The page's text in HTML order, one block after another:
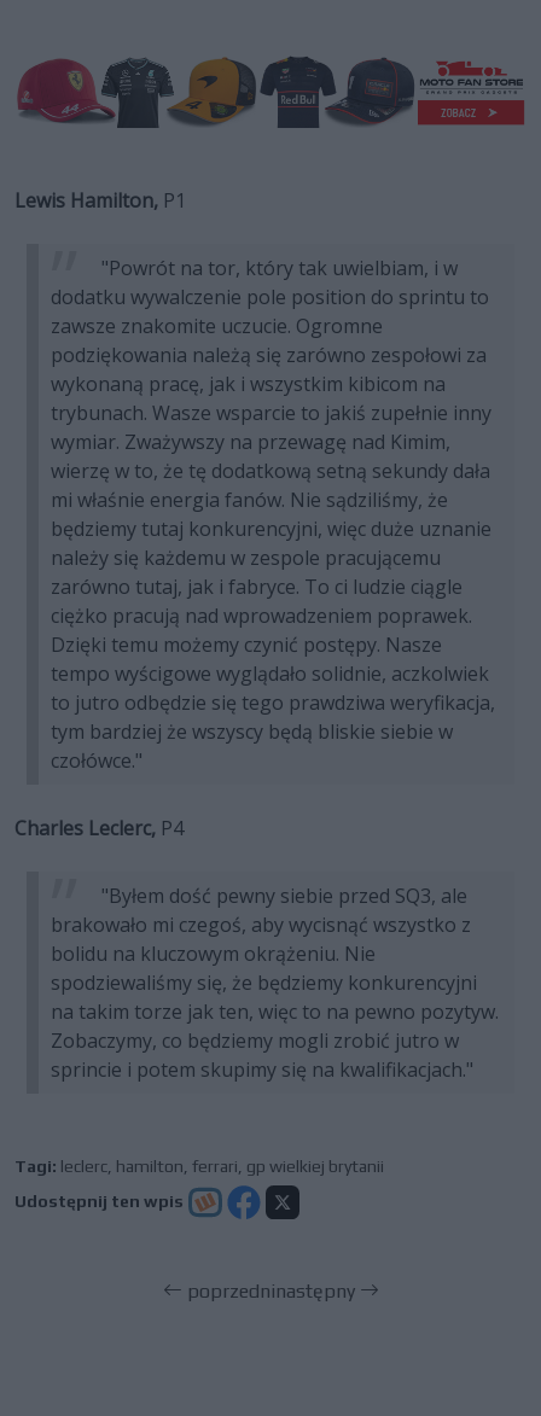
Lewis Hamilton, P1
"Powrót na tor, który tak uwielbiam, i w
dodatku wywalczenie pole position do sprintu to
zawsze znakomite uczucie. Ogromne
podziękowania należą się zarówno zespołowi za
wykonaną pracę, jak i wszystkim kibicom na
trybunach. Wasze wsparcie to jakiś zupełnie inny
wymiar. Zważywszy na przewagę nad Kimim,
wierzę w to, że tę dodatkową setną sekundy dała
mi właśnie energia fanów. Nie sądziliśmy, że
będziemy tutaj konkurencyjni, więc duże uznanie
należy się każdemu w zespole pracującemu
zarówno tutaj, jak i fabryce. To ci ludzie ciągle
ciężko pracują nad wprowadzeniem poprawek.
Dzięki temu możemy czynić postępy. Nasze
tempo wyścigowe wyglądało solidnie, aczkolwiek
to jutro odbędzie się tego prawdziwa weryfikacja,
tym bardziej że wszyscy będą bliskie siebie w
czołówce."
Charles Leclerc, P4
"Byłem dość pewny siebie przed SQ3, ale
brakowało mi czegoś, aby wycisnąć wszystko z
bolidu na kluczowym okrążeniu. Nie
spodziewaliśmy się, że będziemy konkurencyjni
na takim torze jak ten, więc to na pewno pozytyw.
Zobaczymy, co będziemy mogli zrobić jutro w
sprincie i potem skupimy się na kwalifikacjach."
Tagi: leclerc hamilton ferrari gp wielkiej brytanii
Udostępnij ten wpis
poprzedninastępny